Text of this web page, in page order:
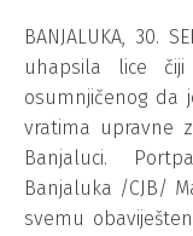
BANJALUKA, 30.
uhapsila lice
osumnjičenog da
vratima upravne
Banjaluci.
Banjaluka /CJB/
svemu